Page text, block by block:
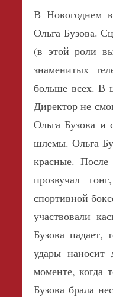
В Новогоднем
Ольга Бузова.
(в этой роли
знаменитых
больше всех. В
Директор не
Ольга Бузова и
шлемы. Ольга
красные.
прозвучал
спортивной
участвовали
Бузова падает,
удары наносит
моменте, когда
Бузова брала